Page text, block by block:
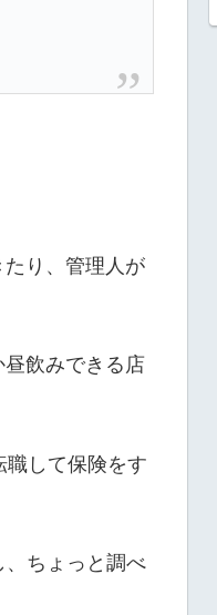
り、管理人が
飲みできる店
職して保険をす
、ちょっと調べ